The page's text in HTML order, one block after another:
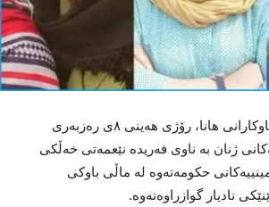
هانا: بەپێی راپۆرتی هاوکارانی هانا، رۆژی هەینی ٨ی رەزبەری
ژنان بە ناوی فەریدە نێعمەتی خەڵکی
حکومەتەوە لە ماڵی باوکی
نادیار گوازراوەتەوە.